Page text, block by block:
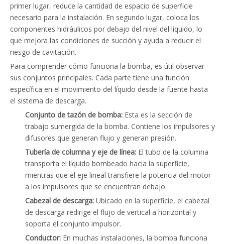
primer lugar, reduce la cantidad de espacio de superficie
necesario para la instalación. En segundo lugar, coloca los
componentes hidráulicos por debajo del nivel del líquido, lo
que mejora las condiciones de succión y ayuda a reducir el
riesgo de cavitación.
Para comprender cómo funciona la bomba, es útil observar
sus conjuntos principales. Cada parte tiene una función
específica en el movimiento del líquido desde la fuente hasta
el sistema de descarga.
Conjunto de tazón de bomba: Esta es la sección de
trabajo sumergida de la bomba. Contiene los impulsores y
difusores que generan flujo y generan presión.
Tubería de columna y eje de línea: El tubo de la columna
transporta el líquido bombeado hacia la superficie,
mientras que el eje lineal transfiere la potencia del motor
a los impulsores que se encuentran debajo.
Cabezal de descarga: Ubicado en la superficie, el cabezal
de descarga redirige el flujo de vertical a horizontal y
soporta el conjunto impulsor.
Conductor: En muchas instalaciones, la bomba funciona